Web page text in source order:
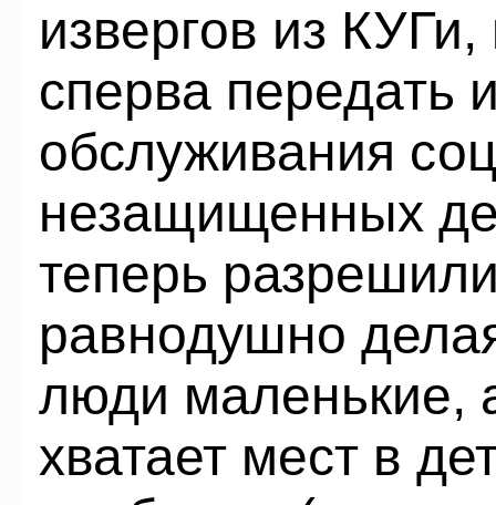
извергов из
сперва передать
обслуживания
незащищенных
теперь
равнодушно
люди маленькие,
хватает мест в